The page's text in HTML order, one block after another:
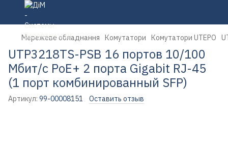
Мережеве обладнання Комутатори Комутатори UTEPO
UTP3218TS-PSB 16 портов 10/100
Мбит/с PoE+ 2 порта Gigabit RJ-45
(1 порт комбинированный SFP)
Артикул: 99-00008151 Оставить отзыв